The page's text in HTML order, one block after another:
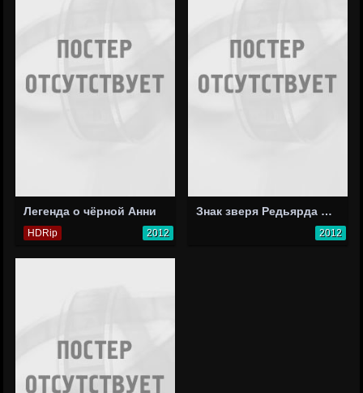
Легенда о чёрной Анни
HDRip 2012
Знак зверя Редьярда Киплинга
2012